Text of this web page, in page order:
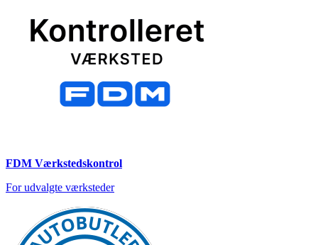
FDM Værkstedskontrol
For udvalgte værksteder